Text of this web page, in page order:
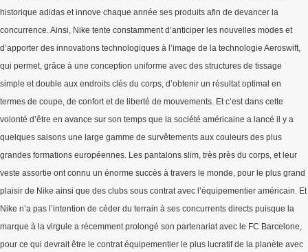
historique adidas et innove chaque année ses produits afin de devancer la
concurrence. Ainsi, Nike tente constamment d’anticiper les nouvelles modes et
d’apporter des innovations technologiques à l’image de la technologie Aeroswift,
qui permet, grâce à une conception uniforme avec des structures de tissage
simple et double aux endroits clés du corps, d’obtenir un résultat optimal en
termes de coupe, de confort et de liberté de mouvements. Et c’est dans cette
volonté d’être en avance sur son temps que la société américaine a lancé il y a
quelques saisons une large gamme de survêtements aux couleurs des plus
grandes formations européennes. Les pantalons slim, très près du corps, et leur
veste assortie ont connu un énorme succès à travers le monde, pour le plus grand
plaisir de Nike ainsi que des clubs sous contrat avec l’équipementier américain. Et
Nike n’a pas l’intention de céder du terrain à ses concurrents directs puisque la
marque à la virgule a récemment prolongé son partenariat avec le FC Barcelone,
pour ce qui devrait être le contrat équipementier le plus lucratif de la planète avec